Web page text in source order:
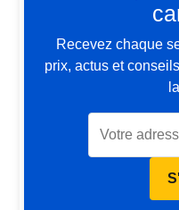
Recevez chaque
prix, actus et